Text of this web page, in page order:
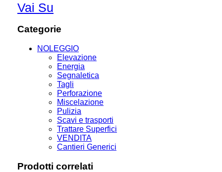
Vai Su
Categorie
NOLEGGIO
Elevazione
Energia
Segnaletica
Tagli
Perforazione
Miscelazione
Pulizia
Scavi e trasporti
Trattare Superfici
VENDITA
Cantieri Generici
Prodotti correlati